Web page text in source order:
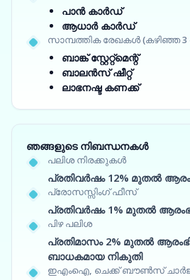
പാൻ കാർഡ്
ആധാർ കാർഡ്
സാമ്പത്തിക രേഖകൾ (കഴിഞ്ഞ 3
ബാങ്ക് സ്റ്റേറ്റ്‌മെന്റ്
ബാലൻസ് ഷീറ്റ്
ലാഭനഷ്ട കണക്ക്
ഞങ്ങളുടെ നിബന്ധനകൾ
പലിശ നിരക്കുകൾ
പ്രതിവർഷം 12% മുതൽ
പ്രോസസ്സിംഗ് ഫീസ്
പ്രതിവർഷം 1% മുതൽ
പിഴ പലിശ
പ്രതിമാസം 2% മുതൽ
ബാധകമായ നികുതി
ഇഎംഐ, ചെക്ക് ബൗൺസ്